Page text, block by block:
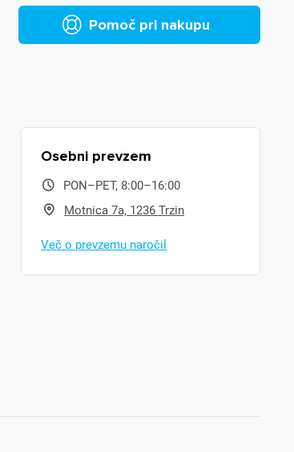
Pomoč pri nakupu
Osebni prevzem
PON–PET, 8:00–16:00
Motnica 7a, 1236 Trzin
Več o prevzemu naročil